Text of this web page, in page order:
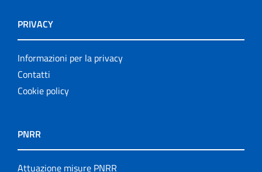
PRIVACY
Informazioni per la privacy
Contatti
Cookie policy
PNRR
Attuazione misure PNRR